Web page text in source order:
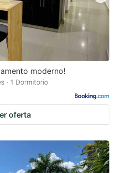
moderno!
· 1 Dormitorio
oferta